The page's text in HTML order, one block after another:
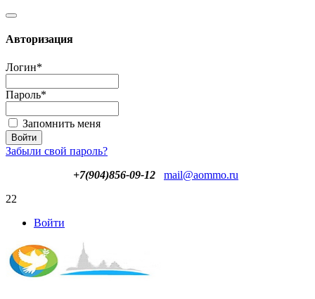
Авторизация
Логин*
Пароль*
Запомнить меня
Забыли свой пароль?
+7(904)856-09-12
mail@aommo.ru
22
Войти